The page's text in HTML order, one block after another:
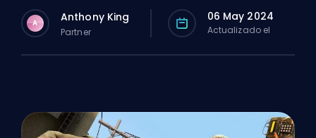
A Anthony King
Partner
06 May 2024
Actualizado el